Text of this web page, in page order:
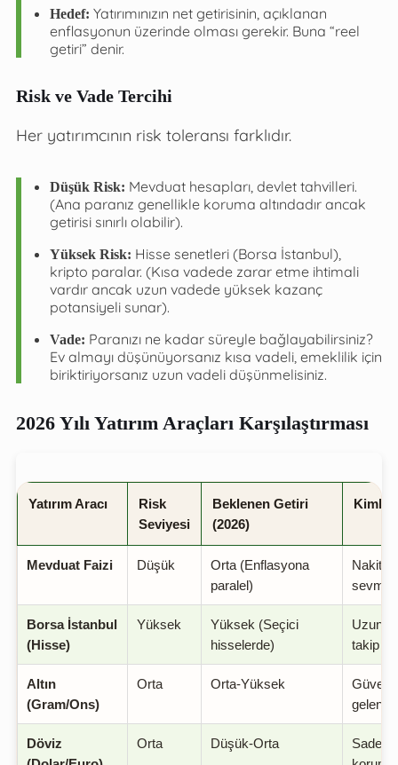
Hedef: Yatırımınızın net getirisinin, açıklanan
enflasyonun üzerinde olması gerekir. Buna “reel
getiri” denir.
Risk ve Vade Tercihi
Her yatırımcının risk toleransı farklıdır.
Düşük Risk: Mevduat hesapları, devlet tahvilleri.
(Ana paranız genellikle koruma altındadır ancak
getirisi sınırlı olabilir).
Yüksek Risk: Hisse senetleri (Borsa İstanbul),
kripto paralar. (Kısa vadede zarar etme ihtimali
vardır ancak uzun vadede yüksek kazanç
potansiyeli sunar).
Vade: Paranızı ne kadar süreyle bağlayabilirsiniz?
Ev almayı düşünüyorsanız kısa vadeli, emeklilik için
biriktiriyorsanız uzun vadeli düşünmelisiniz.
2026 Yılı Yatırım Araçları Karşılaştırması
Yatırım Aracı
Risk
Seviyesi
Beklenen Getiri
(2026)
Kimler
Mevduat Faizi Düşük
Orta (Enflasyona
paralel)
Nakit
Borsa İstanbul
(Hisse)
Yüksek
Yüksek (Seçici
hisselerde)
Uzun
takip
Altın
(Gram/Ons)
Orta Orta-Yüksek
Döviz
Orta Düşük-Orta